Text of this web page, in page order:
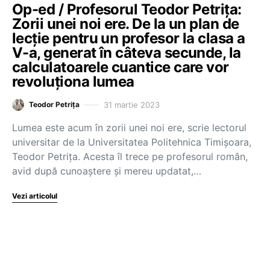
Op-ed / Profesorul Teodor Petrița:
Zorii unei noi ere. De la un plan de
lecție pentru un profesor la clasa a
V-a, generat în câteva secunde, la
calculatoarele cuantice care vor
revoluționa lumea
Teodor Petrița 31 martie 2023
Lumea este acum în zorii unei noi ere, scrie lectorul
universitar de la Universitatea Politehnica Timișoara,
Teodor Petrița. Acesta îl trece pe profesorul român,
avid după cunoaștere și mereu updatat,…
Vezi articolul